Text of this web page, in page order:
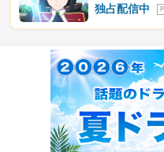
独占配信中